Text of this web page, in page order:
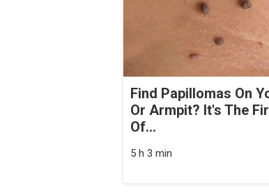
Find Papillomas On
Or Armpit? It's The
Of...
5 h 3 min